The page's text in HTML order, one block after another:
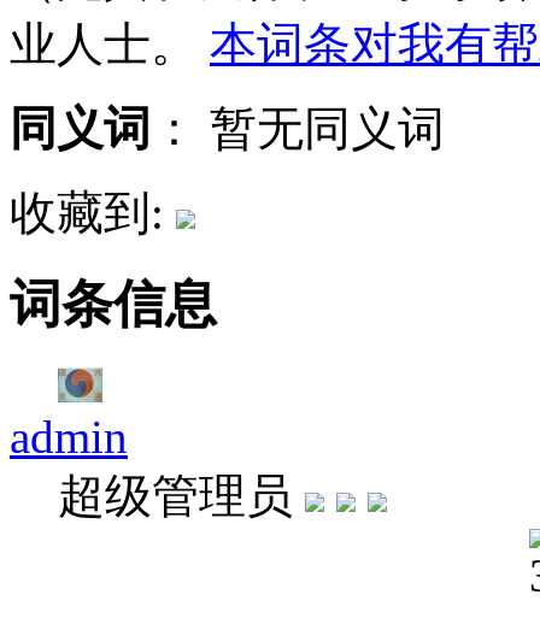
业人士。
本词条对我有
同义词 ： 暂无同义词
收藏到:
词条信息
admin
超级管理员